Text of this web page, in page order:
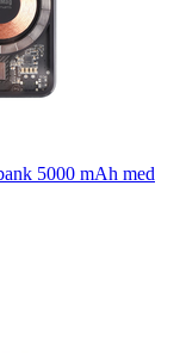
5000 mAh med